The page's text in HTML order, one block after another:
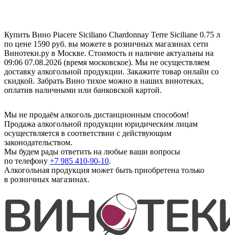
Купить Вино Piacere Siciliano Chardonnay Terre Siciliane 0.75 л
по цене 1590 руб. вы можете в розничных магазинах сети
Винотеки.ру в Москве. Стоимость и наличие актуальны на
09:06 07.08.2026 (время московское). Мы не осуществляем
доставку алкогольной продукции. Закажите товар онлайн со
скидкой. Забрать Вино тихое можно в наших винотеках,
оплатив наличными или банковской картой.
Мы не продаём алкоголь дистанционным способом!
Продажа алкогольной продукции юридическим лицам
осуществляется в соответствии с действующим
законодательством.
Мы будем рады ответить на любые ваши вопросы
по телефону +7 985 410-90-10.
Алкогольная продукция может быть приобретена только
в розничных магазинах.